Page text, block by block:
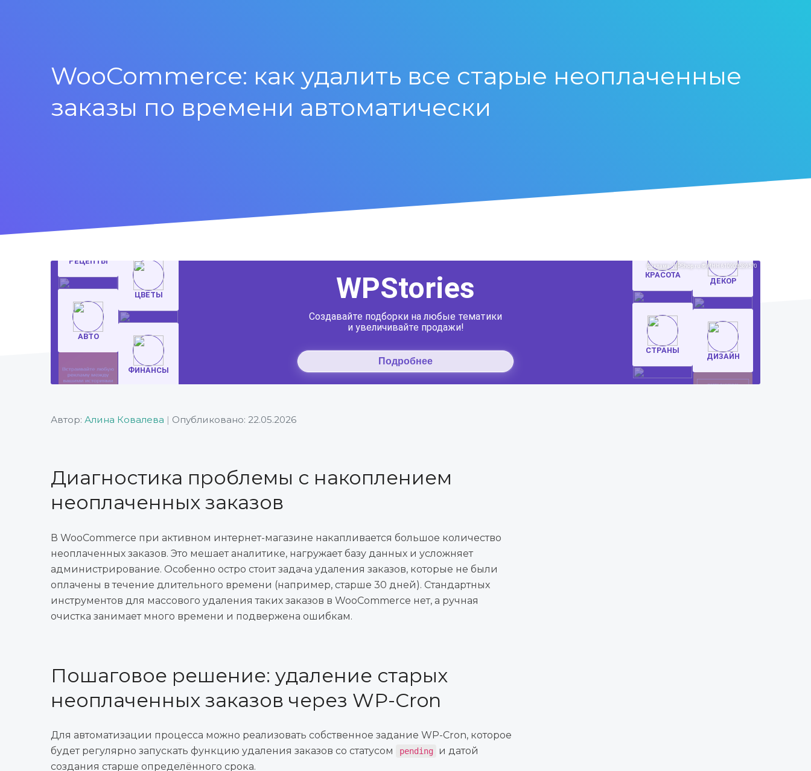
WooCommerce: как удалить все старые неоплаченные
заказы по времени автоматически
Автор: Алина Ковалева | Опубликовано: 22.05.2026
Диагностика проблемы с накоплением
неоплаченных заказов
В WooCommerce при активном интернет-магазине накапливается большое количество
неоплаченных заказов. Это мешает аналитике, нагружает базу данных и усложняет
администрирование. Особенно остро стоит задача удаления заказов, которые не были
оплачены в течение длительного времени (например, старше 30 дней). Стандартных
инструментов для массового удаления таких заказов в WooCommerce нет, а ручная
очистка занимает много времени и подвержена ошибкам.
Пошаговое решение: удаление старых
неоплаченных заказов через WP-Cron
Для автоматизации процесса можно реализовать собственное задание WP-Cron, которое
будет регулярно запускать функцию удаления заказов со статусом
pending
и датой
создания старше определённого срока.